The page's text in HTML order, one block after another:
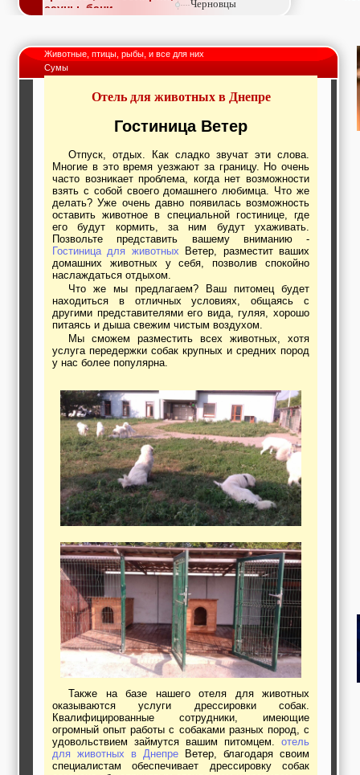
сауны, бани
продажа, съем
Окна, стекло,
витражи, входные
светопразрачные
Образование и наука,
тренинги, семинары,
повышение
квалификации
Промышленное
оборудование:
заводы, предприятия,
фабрики, легкая
промышленность,
металлургия
Развлечения и
активный отдых:
спортклубы, фитнес,
бильярд, боулинг,
кино, спорттовары,
экстим
Строительство и
ремонт: проектные
работы,
отделочные
материалы,
строительные
машины и техника,
все для
коммуникаций
Туризм, отдых,
путешествия,
авиакомпании, ж/д
перевозки,
пансионаты, отели,
Трудоустройство,
кадровые агентства,
крюининг
Программирование
сайта
Черновцы
Животные, птицы, рыбы, и все для них
Сумы
Отель для животных в Днепре
Гостиница Ветер
Отпуск, отдых. Как сладко звучат эти слова.
Многие в это время уезжают за границу. Но очень
часто возникает проблема, когда нет возможности
взять с собой своего домашнего любимца. Что же
делать? Уже очень давно появилась возможность
оставить животное в специальной гостинице, где
его будут кормить, за ним будут ухаживать.
Позвольте представить вашему вниманию -
Гостиница для животных Ветер, разместит ваших
домашних животных у себя, позволив спокойно
наслаждаться отдыхом.
Что же мы предлагаем? Ваш питомец будет
находиться в отличных условиях, общаясь с
другими представителями его вида, гуляя, хорошо
питаясь и дыша свежим чистым воздухом.
Мы сможем разместить всех животных, хотя
услуга передержки собак крупных и средних пород
у нас более популярна.
Также на базе нашего отеля для животных
оказываются услуги дрессировки собак.
Квалифицированные сотрудники, имеющие
огромный опыт работы с собаками разных пород, с
удовольствием займутся вашим питомцем. отель
для животных в Днепре Ветер, благодаря своим
специалистам обеспечивает дрессировку собак